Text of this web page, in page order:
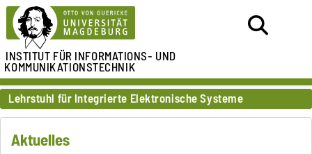
INSTITUT FÜRINFORMATIONS- UND
KOMMUNIKATIONSTECHNIK
Lehrstuhl für Integrierte Elektronische Systeme
Aktuelles